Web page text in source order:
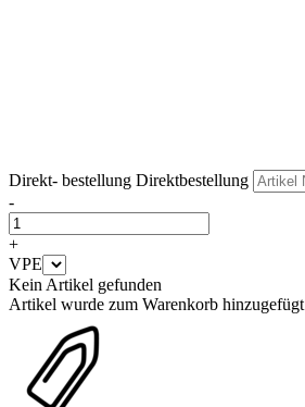
Direkt- bestellung Direktbestellung
-
+
VPE
Kein Artikel gefunden
Artikel wurde zum Warenkorb hinzugefügt